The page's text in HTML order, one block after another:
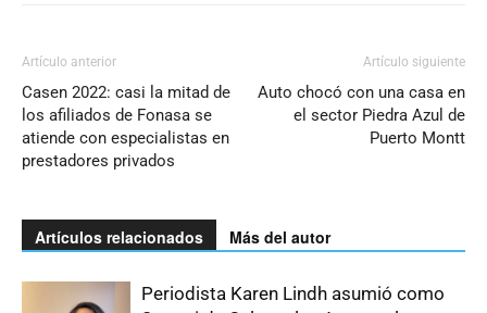
Artículo anterior
Casen 2022: casi la mitad de
los afiliados de Fonasa se
atiende con especialistas en
prestadores privados
Artículo siguiente
Auto chocó con una casa en
el sector Piedra Azul de
Puerto Montt
Artículos relacionados Más del autor
Periodista Karen Lindh asumió como